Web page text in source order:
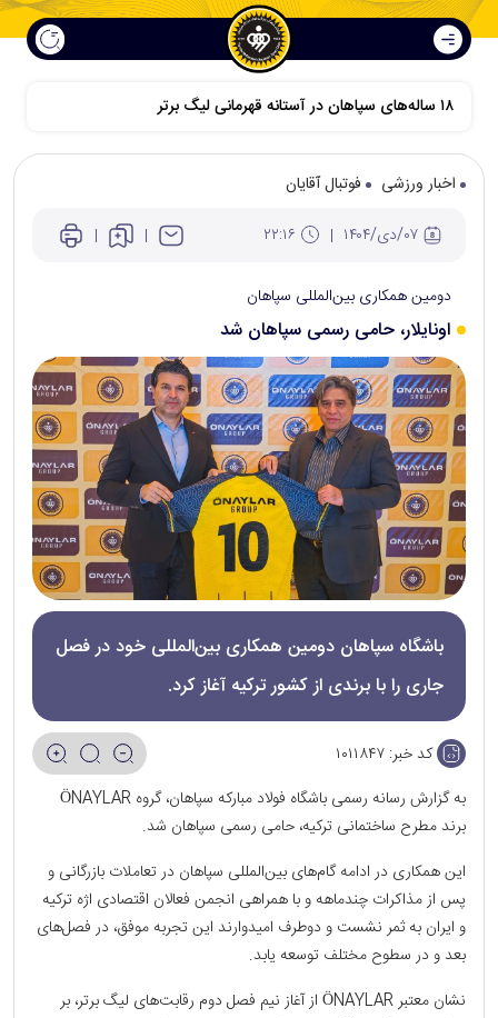
۱۸ ساله‌های سپاهان در آستانه قهرمانی لیگ برتر
اخبار ورزشی
فوتبال آقایان
دومین همکاری بین‌المللی سپاهان
اونایلار، حامی رسمی سپاهان شد
باشگاه سپاهان دومین همکاری بین‌المللی خود در فصل
جاری را با برندی از کشور ترکیه آغاز کرد.
کد خبر: ۱۰۱۱۸۴۷
به گزارش رسانه رسمی باشگاه فولاد مبارکه سپاهان، گروه ÖNAYLAR
برند مطرح ساختمانی ترکیه، حامی رسمی سپاهان شد.
این همکاری در ادامه گام‌های بین‌المللی سپاهان در تعاملات بازرگانی و
پس از مذاکرات چندماهه و با همراهی انجمن فعالان اقتصادی اژه ترکیه
و ایران به ثمر نشست و دوطرف امیدوارند این تجربه موفق، در فصل‌های
بعد و در سطوح مختلف توسعه یابد.
نشان معتبر ÖNAYLAR از آغاز نیم فصل دوم رقابت‌های لیگ برتر، بر